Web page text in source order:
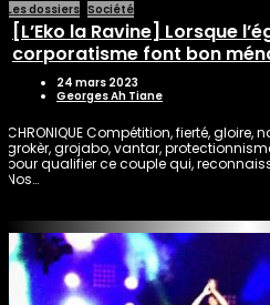
Les dossiers Société
[L’Eko la Ravine] Lorsque
corporatisme font bon
24 mars 2023
Georges Ah Tiane
CHRONIQUE Compétition, fierté,
grokèr, grojabo, vantar,
pour qualifier ce couple qui,
Nos…